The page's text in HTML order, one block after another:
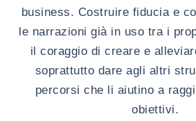
business. Costruire fiducia e
le narrazioni già in uso tra i
il coraggio di creare e
soprattutto dare agli altri
percorsi che li aiutino a
obiettivi.